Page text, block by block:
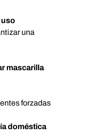
uso
una
mascarilla
forzadas
doméstica